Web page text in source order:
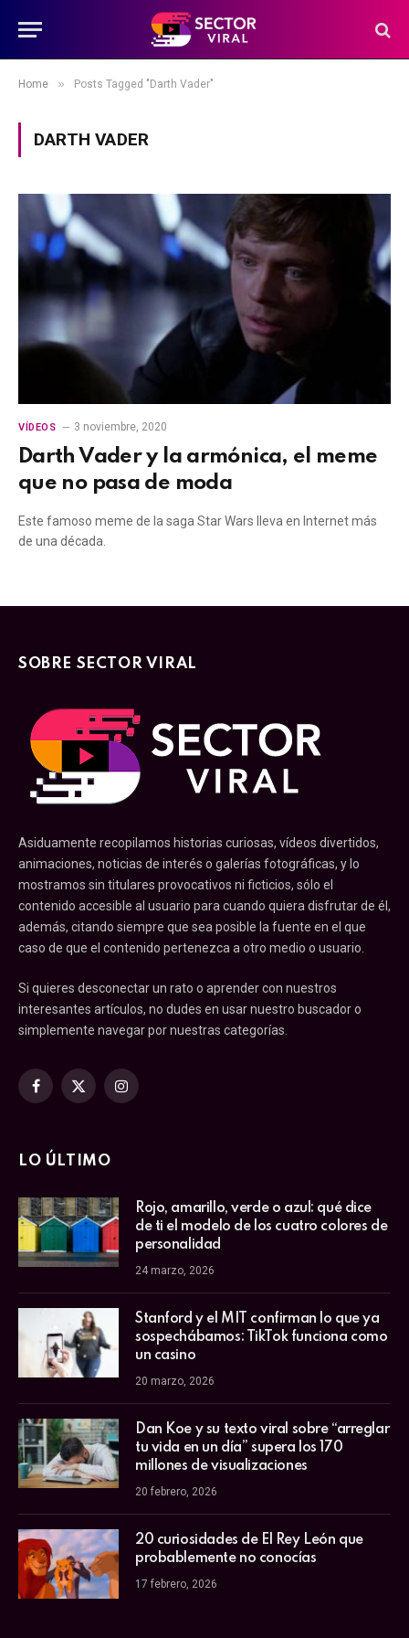
Home » Posts Tagged "Darth Vader"
DARTH VADER
VÍDEOS 3 noviembre, 2020
Darth Vader y la armónica, el meme
que no pasa de moda
Este famoso meme de la saga Star Wars lleva en Internet más
de una década.
SOBRE SECTOR VIRAL
Asiduamente recopilamos historias curiosas, vídeos divertidos,
animaciones, noticias de interés o galerías fotográficas, y lo
mostramos sin titulares provocativos ni ficticios, sólo el
contenido accesible al usuario para cuando quiera disfrutar de él,
además, citando siempre que sea posible la fuente en el que
caso de que el contenido pertenezca a otro medio o usuario.
Si quieres desconectar un rato o aprender con nuestros
interesantes artículos, no dudes en usar nuestro buscador o
simplemente navegar por nuestras categorías.
Facebook
X
Instagram
LO ÚLTIMO
Rojo, amarillo, verde o azul: qué dice
de ti el modelo de los cuatro colores de
personalidad
24 marzo, 2026
Stanford y el MIT confirman lo que ya
sospechábamos: TikTok funciona como
un casino
20 marzo, 2026
Dan Koe y su texto viral sobre “arreglar
tu vida en un día” supera los 170
millones de visualizaciones
20 febrero, 2026
20 curiosidades de El Rey León que
probablemente no conocías
17 febrero, 2026